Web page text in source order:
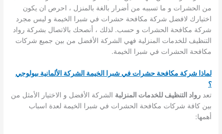
من الحشرات و ما تسببه من أضرار بالغة بالمنزل ، احرص ان يكون
اختيارك لافضل شركة مكافحة حشرات في شبرا الخيمة و ليس مجرد
شركة مكافحة الحشرات و حسب. لذلك ، أنصحك بالاتصال بشركة رواد
التنظيف للخدمات المنزلية فهي الشركة الأفضل من بين جميع شركات
مكافحة الحشرات في شبرا الخيمة.
لماذا شركة مكافحة حشرات في شبرا الخيمة الشركة الألمانية بيولوجي
؟
تعدرواد التنظيف للخدمات المنزلبة الشركة الأفضل و الاختيار الأمثل من
بين كافة شركات مكافحة الحشرات في شبرا الخيمة لعدة اسباب
أهمها: